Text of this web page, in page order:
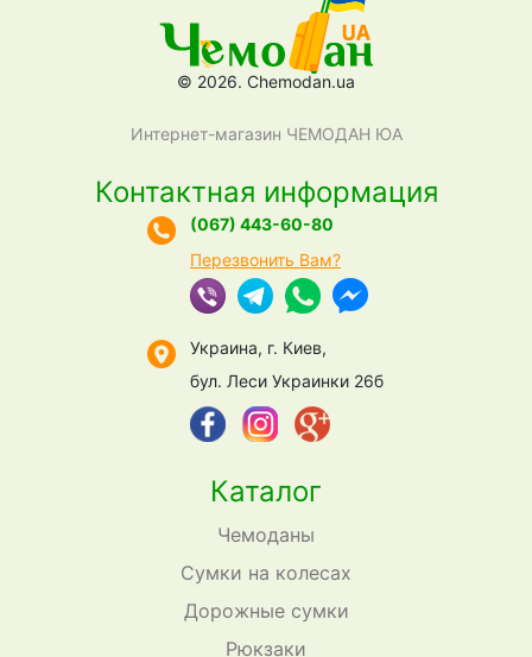
© 2026. Chemodan.ua
Интернет-магазин ЧЕМОДАН ЮА
Каталог
Чемоданы
Сумки на колесах
Дорожные сумки
Рюкзаки
Контактная информация
(067) 443-60-80
Перезвонить Вам?
Украина, г. Киев,
бул. Леси Украинки 26б